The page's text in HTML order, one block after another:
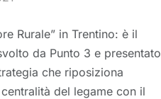
Rurale” in Trentino: è il
da Punto 3 e presentato
che riposiziona
del legame con il